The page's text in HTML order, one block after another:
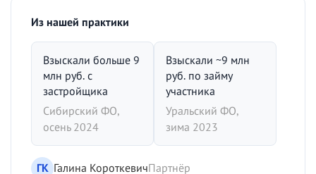
Из нашей практики
Взыскали больше 9
млн руб. с
застройщика
Сибирский ФО,
осень 2024
Взыскали ~9 млн
руб. по займу
участника
Уральский ФО,
зима 2023
ГК Галина КороткевичПартнёр